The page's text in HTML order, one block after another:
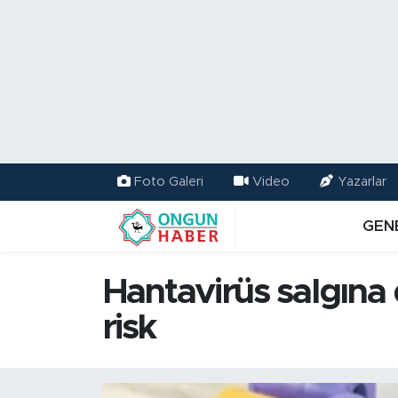
Foto Galeri Video Yazarlar
Hantavirüs
risk
Trafik Durumu
TFF 2.Lig Kırmızı Grup Puan Durumu ve Fikstür
Tüm Manşetler
Son Dakika Haberleri
Haber Arşivi